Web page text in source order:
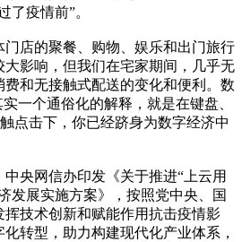
了疫情前”。
店的聚餐、购物、娱乐和出门旅行
影响，但我们在宅家期间，几乎无
和无接触式配送的变化和便利。数
一个通俗化的解释，就是在键盘、
点击下，你已经跻身为数字经济中
网信办印发《关于推进“上云用
发展实施方案》，按照党中央、国
技术创新和赋能作用抗击疫情影
转型，助力构建现代化产业体系，